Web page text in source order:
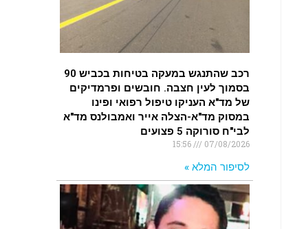
רכב שהתנגש במעקה בטיחות בכביש 90
בסמוך לעין חצבה. חובשים ופרמדיקים
של מד"א העניקו טיפול רפואי ופינו
במסוק מד"א-הצלה אייר ואמבולנס מד"א
לבי"ח סורוקה 5 פצועים
07/08/2026
לסיפור המלא »